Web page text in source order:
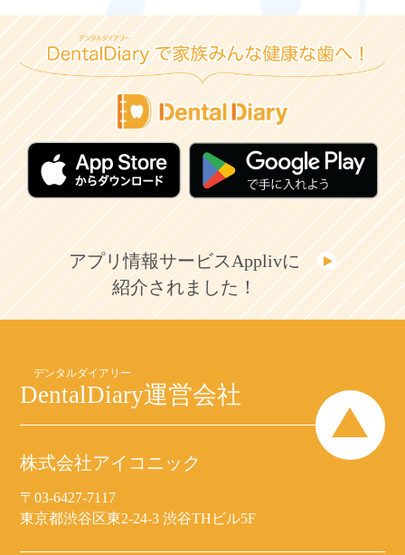
アプリ情報サービスApplivに
紹介されました！
DentalDiary運営会社
株式会社アイコニック
〒03-6427-7117
東京都渋谷区東2-24-3 渋谷THビル5F